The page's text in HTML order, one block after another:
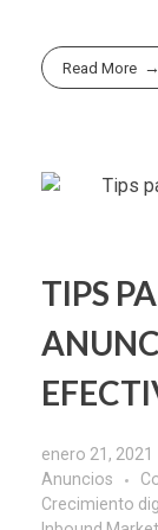
Read More
TIPS
enero 21, 2021
Anuncios
Crecimiento